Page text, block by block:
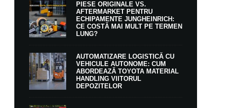
PIESE ORIGINALE VS.
AFTERMARKET PENTRU
ECHIPAMENTE JUNGHEINRICH:
CE COSTĂ MAI MULT PE TERMEN
LUNG?
AUTOMATIZARE LOGISTICĂ CU
VEHICULE AUTONOME: CUM
ABORDEAZĂ TOYOTA MATERIAL
HANDLING VIITORUL
DEPOZITELOR